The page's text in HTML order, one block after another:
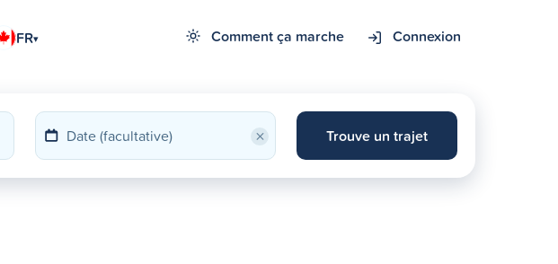
FR▾ Comment ça marche Connexion
× Trouve un trajet